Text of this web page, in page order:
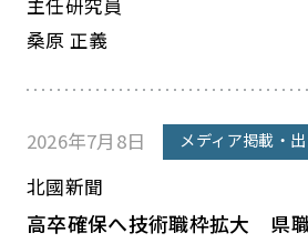
主任研究員
桑原 正義
2026年7月8日 メディア掲載・
北國新聞
高卒確保へ技術職枠拡大 県